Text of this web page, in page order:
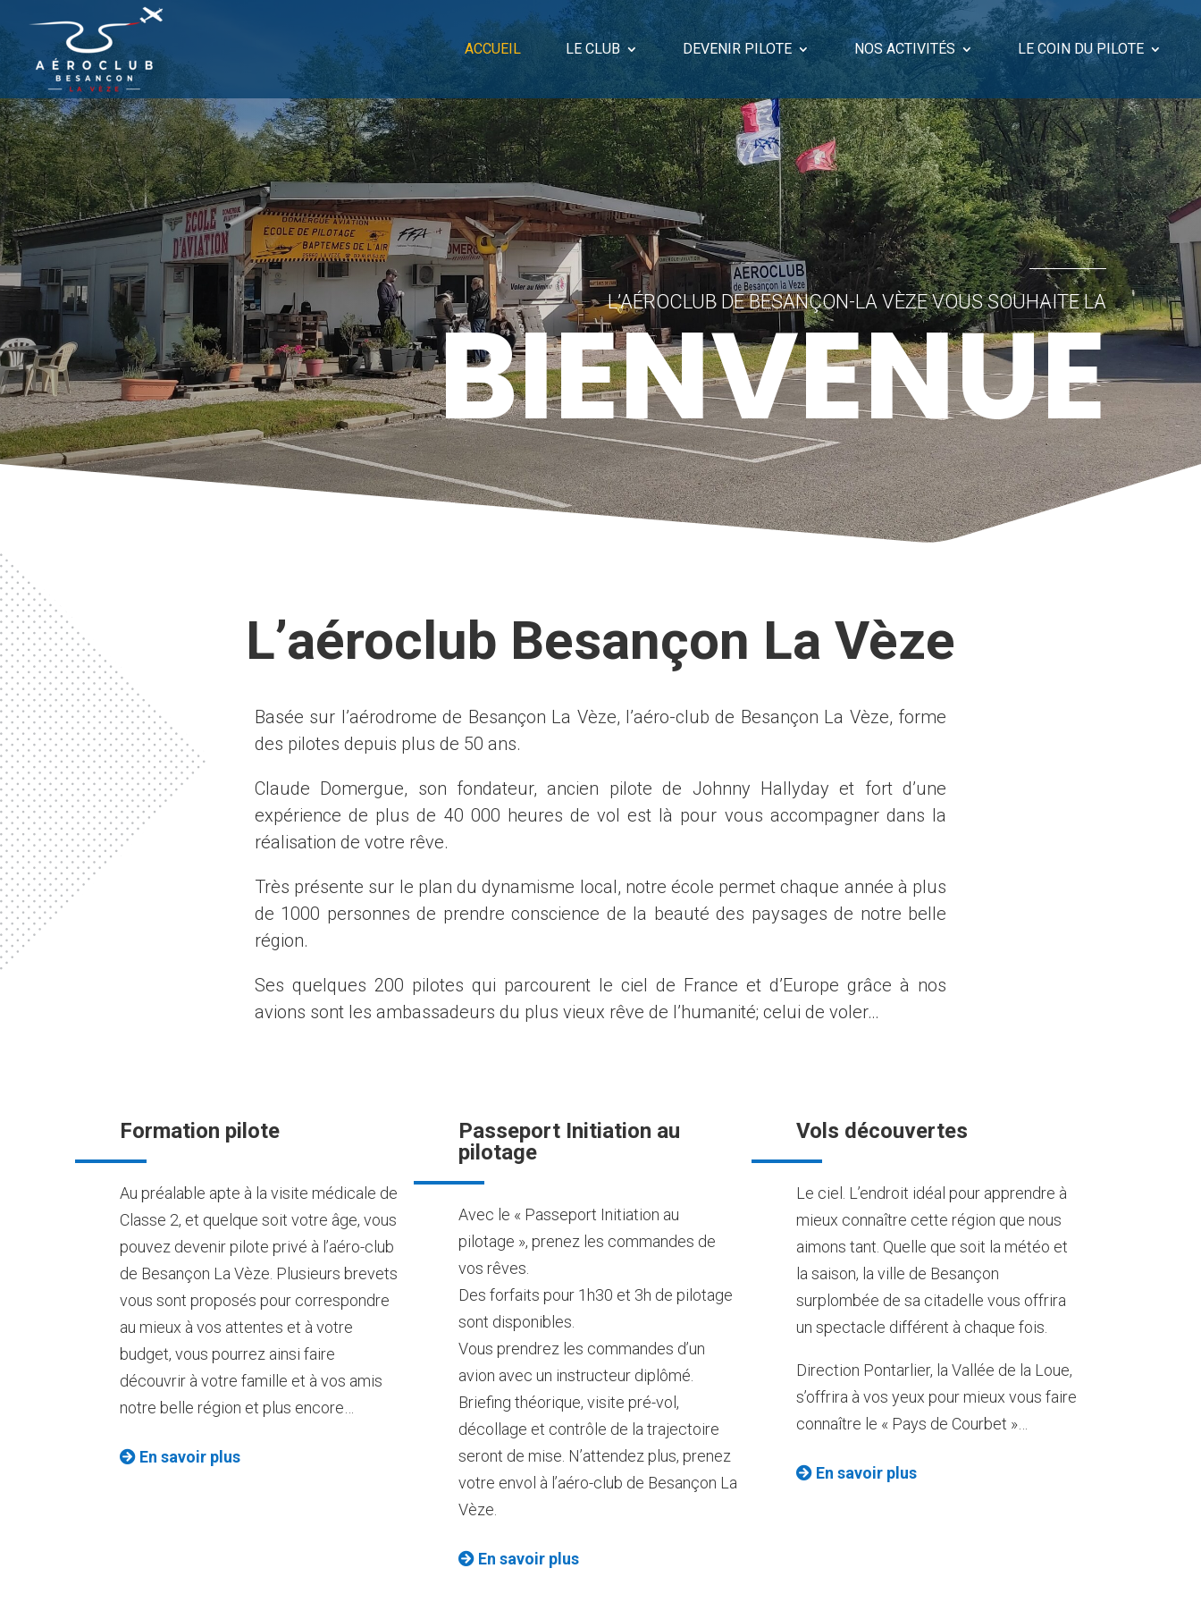
ACCUEIL LE CLUB DEVENIR PILOTE NOS ACTIVITÉS LE COIN DU PILOTE
L’AÉROCLUB DE BESANÇON-LA VÈZE VOUS SOUHAITE LA
BIENVENUE
L’aéroclub Besançon La Vèze
Basée sur l’aérodrome de Besançon La Vèze, l’aéro-club de Besançon La Vèze, forme
des pilotes depuis plus de 50 ans.
Claude Domergue, son fondateur, ancien pilote de Johnny Hallyday et fort d’une
expérience de plus de 40 000 heures de vol est là pour vous accompagner dans la
réalisation de votre rêve.
Très présente sur le plan du dynamisme local, notre école permet chaque année à plus
de 1000 personnes de prendre conscience de la beauté des paysages de notre belle
région.
Ses quelques 200 pilotes qui parcourent le ciel de France et d’Europe grâce à nos
avions sont les ambassadeurs du plus vieux rêve de l’humanité; celui de voler…
Formation pilote
Au préalable apte à la visite médicale de
Classe 2, et quelque soit votre âge, vous
pouvez devenir pilote privé à l’aéro-club
de Besançon La Vèze. Plusieurs brevets
vous sont proposés pour correspondre
au mieux à vos attentes et à votre
budget, vous pourrez ainsi faire
découvrir à votre famille et à vos amis
notre belle région et plus encore…
En savoir plus
Passeport Initiation au
pilotage
Avec le « Passeport Initiation au
pilotage », prenez les commandes de
vos rêves.
Des forfaits pour 1h30 et 3h de pilotage
sont disponibles.
Vous prendrez les commandes d’un
avion avec un instructeur diplômé.
Briefing théorique, visite pré-vol,
décollage et contrôle de la trajectoire
seront de mise. N’attendez plus, prenez
votre envol à l’aéro-club de Besançon La
Vèze.
En savoir plus
Vols découvertes
Le ciel. L’endroit idéal pour apprendre à
mieux connaître cette région que nous
aimons tant. Quelle que soit la météo et
la saison, la ville de Besançon
surplombée de sa citadelle vous offrira
un spectacle différent à chaque fois.
Direction Pontarlier, la Vallée de la Loue,
s’offrira à vos yeux pour mieux vous faire
connaître le « Pays de Courbet »…
En savoir plus